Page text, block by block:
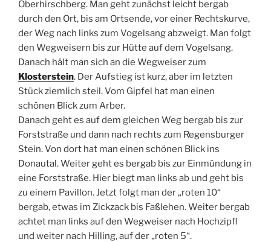
Oberhirschberg. Man geht zunächst leicht bergab
durch den Ort, bis am Ortsende, vor einer Rechtskurve,
der Weg nach links zum Vogelsang abzweigt. Man folgt
den Wegweisern bis zur Hütte auf dem Vogelsang.
Danach hält man sich an die Wegweiser zum
Klosterstein. Der Aufstieg ist kurz, aber im letzten
Stück ziemlich steil. Vom Gipfel hat man einen
schönen Blick zum Arber.
Danach geht es auf dem gleichen Weg bergab bis zur
Forststraße und dann nach rechts zum Regensburger
Stein. Von dort hat man einen schönen Blick ins
Donautal. Weiter geht es bergab bis zur Einmündung in
eine Forststraße. Hier biegt man links ab und geht bis
zu einem Pavillon. Jetzt folgt man der „roten 10“
bergab, etwas im Zickzack bis Faßlehen. Weiter bergab
achtet man links auf den Wegweiser nach Hochzipfl
und weiter nach Hilling, auf der „roten 5“.